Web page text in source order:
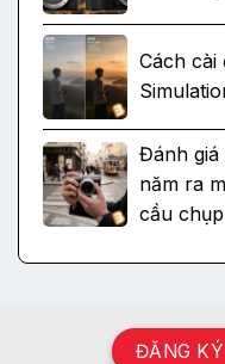
Cách cài
Đánh giá
năm ra
cầu
ĐĂNG